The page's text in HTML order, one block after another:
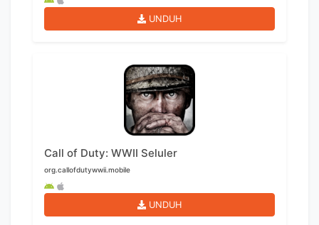
UNDUH
Call of Duty: WWII Seluler
org.callofdutywwii.mobile
UNDUH